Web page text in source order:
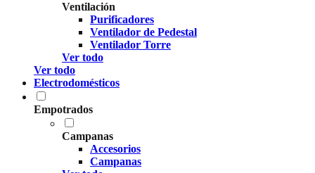
Ventilación
Purificadores
Ventilador de Pedestal
Ventilador Torre
Ver todo
Ver todo
Electrodomésticos
Empotrados
Campanas
Accesorios
Campanas